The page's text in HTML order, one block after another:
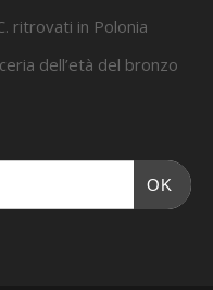
ritrovati in Polonia
dell’età del bronzo
OK